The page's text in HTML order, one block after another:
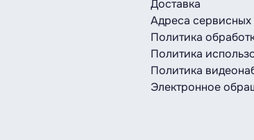
Доставка
Адреса сервисных
Политика
Политика
Политика
Электронное